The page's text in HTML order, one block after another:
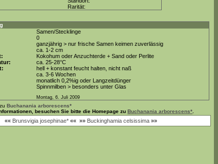
Rarität:
Samen/Stecklinge
0
ganzjährig > nur frische Samen keimen zuverlässig
ca. 1-2 cm
Kokohum oder Anzuchterde + Sand oder Perlite
ca. 25-28°C
hell + konstant feucht halten, nicht naß
ca. 3-6 Wochen
monatlich 0,2%ig oder Langzeitdünger
Spinnmilben > besonders unter Glas
Montag, 6. Juli 2009
Buchanania arborescens*
besuchen Sie bitte die Homepage zu Buchanania arborescens*
«« Brunsvigia josephinae* «« »» Buckinghamia celsissima »»